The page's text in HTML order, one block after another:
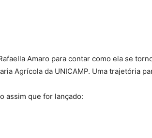
Amaro para contar como ela se
Agrícola da UNICAMP. Uma trajetória
assim que for lançado: